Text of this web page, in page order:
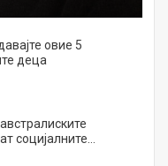
овие 5
деца
социјалните…